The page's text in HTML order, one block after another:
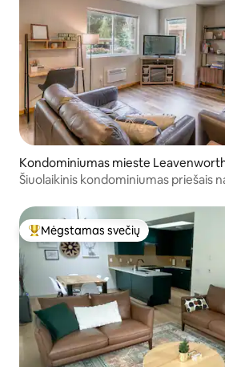
Kondominiumas mieste
Šiuolaikinis kondominiumas priešais
Svečių mėgstamiausias
Mėgstamas svečių